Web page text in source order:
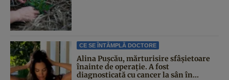
CE SE ÎNTÂMPLĂ DOCTORE
Alina Pușcău, mărturisire sfâșietoare
înainte de operație. A fost
diagnosticată cu cancer la sân în...